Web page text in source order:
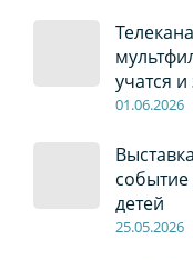
учатся
01.06.2026
событие
детей
25.05.2026